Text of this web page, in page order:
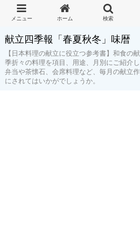
献立四季報「春夏秋冬」味暦
【日本料理の献立に役立つ参考書】和食の
季折々の料理を項目、用途、月別にご紹介
弁当や茶懐石、会席料理など、毎月の献立
にされてはいかがでしょうか。